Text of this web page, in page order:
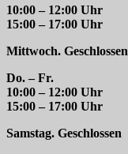
10:00 – 12:00 Uhr
15:00 – 17:00 Uhr
Mittwoch. Geschlossen
Do. – Fr.
10:00 – 12:00 Uhr
15:00 – 17:00 Uhr
Samstag. Geschlossen